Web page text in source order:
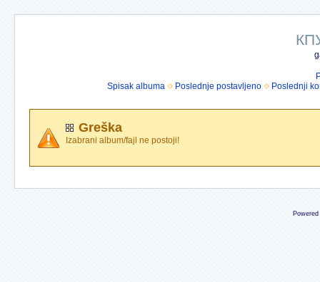
Spisak albuma
Poslednje postavljeno Poslednji
Greška
Izabrani album/fajl ne postoji!